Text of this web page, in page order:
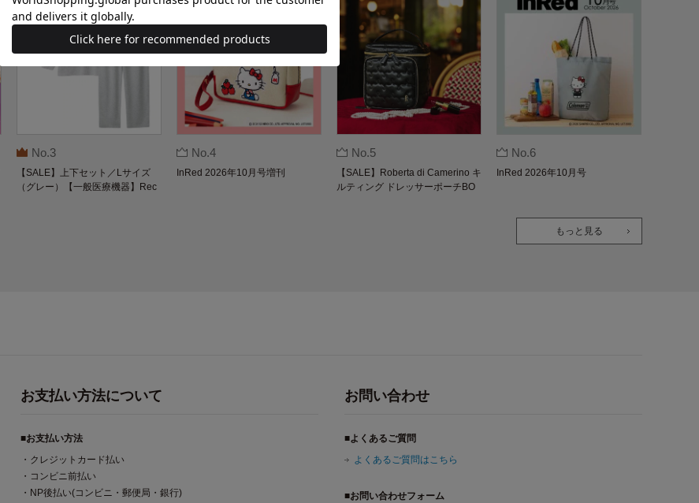
No.3
【SALE】上下セット／Lサイズ
（グレー）【一般医療機器】Rec
No.4
InRed 2026年10月号増刊
No.5
【SALE】Roberta di Camerino キ
ルティング ドレッサーポーチBO
No.6
InRed 2026年10月号
もっと見る
お支払い方法について
■お支払い方法
・クレジットカード払い
・コンビニ前払い
・NP後払い(コンビニ・郵便局・銀行)
お問い合わせ
■よくあるご質問
よくあるご質問はこちら
■お問い合わせフォーム